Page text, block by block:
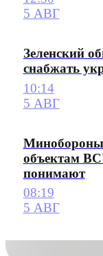
5 АВГ
Зеленский
снабжать
10:14
5 АВГ
объектам
понимают
08:19
5 АВГ